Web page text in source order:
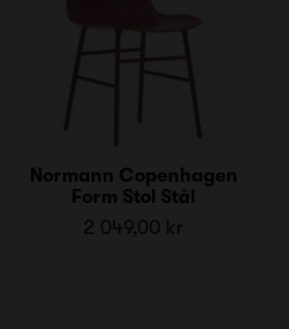
Normann Copenhagen
Form Stol Stål
2 049,00 kr